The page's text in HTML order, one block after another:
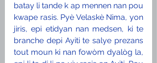
batay li tande k ap mennen nan pou
kwape rasis. Pyè Velaskè Nima, yon
jiris, epi etidyan nan medsen, ki te
branche depi Ayiti te salye prezans
tout moun ki nan fowòm dyalòg la,